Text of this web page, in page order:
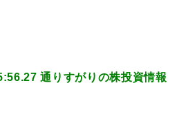
通りすがりの株投資情報